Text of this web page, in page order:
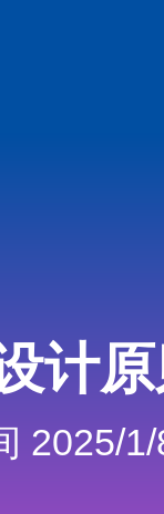
计
2025/